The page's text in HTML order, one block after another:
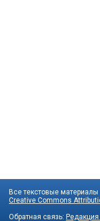
Все текстовые
Creative Commons
Обратная связь: Редакция